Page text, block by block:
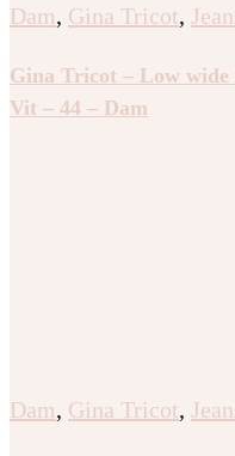
Dam, Gina Tricot,
Gina Tricot – Low wide
Vit – 44 – Dam
Dam, Gina Tricot,